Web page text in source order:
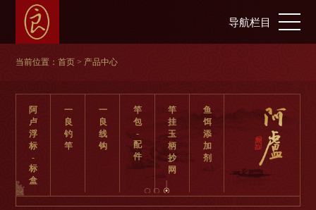
导航栏目
当前位置： 首页> 产品中心
阿
卢
浮
标
-
标
盒
一
良
钓
竿
一
良
线
钩
竿
包
-
配
件
竿
挂
玉
柄
抄
网
鱼
饵
添
加
剂